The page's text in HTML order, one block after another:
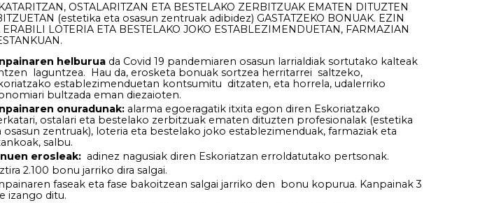
OSTALARITZAN ETA BESTELAKO ZERBITZUAK EMATEN DITUZTEN
(estetika eta osasun zentruak adibidez) GASTATZEKO BONUAK. EZIN
LOTERIA ETA BESTELAKO JOKO ESTABLEZIMENDUETAN, FARMAZIAN
helburua da Covid 19 pandemiaren osasun larrialdiak sortutako kalteak
laguntzea. Hau da, erosketa bonuak sortzea herritarrei saltzeko,
establezimenduetan kontsumitu ditzaten, eta horrela, udalerriko
bultzada eman diezaioten.
onuradunak: alarma egoeragatik itxita egon diren Eskoriatzako
ostalari eta bestelako zerbitzuak ematen dituzten profesionalak (estetika
osasun zentruak), loteria eta bestelako joko establezimenduak, farmaziak eta
salbu.
erosleak: adinez nagusiak diren Eskoriatzan erroldatutako pertsonak.
2.100 bonu jarriko dira salgai.
faseak eta fase bakoitzean salgai jarriko den bonu kopurua. Kanpainak 3
izango ditu.